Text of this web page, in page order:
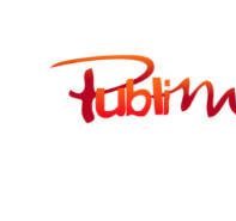
contenuPublimath